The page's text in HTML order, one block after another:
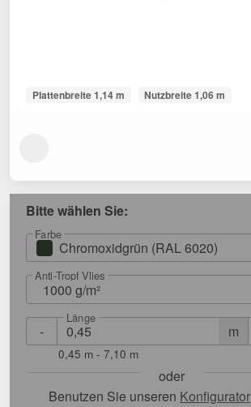
Plattenbreite 1,14 m Nutzbreite 1,06 m
Bitte wählen Sie:
Farbe
Chromoxidgrün (RAL 6020)
Anti-Tropf Vlies
1000 g/m²
- m
Länge
0,45 m - 7,10 m
oder
Benutzen Sie unseren Konfigurator